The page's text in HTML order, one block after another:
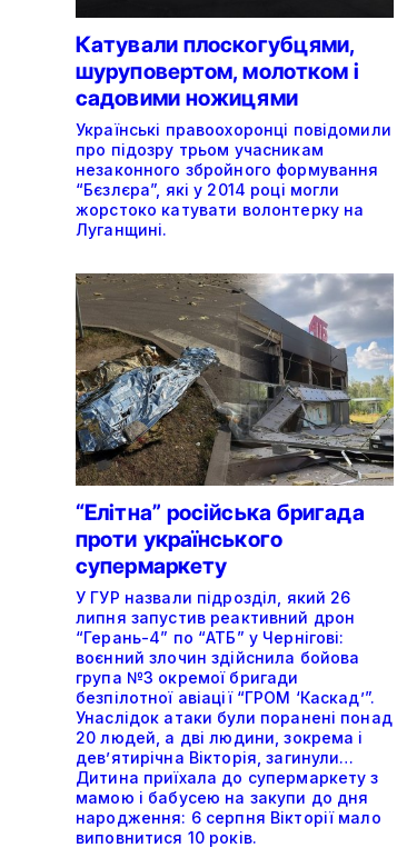
Катували плоскогубцями,
шуруповертом, молотком і
садовими ножицями
Українські правоохоронці повідомили
про підозру трьом учасникам
незаконного збройного формування
“Бєзлєра”, які у 2014 році могли
жорстоко катувати волонтерку на
Луганщині.
“Елітна” російська бригада
проти українського
супермаркету
У ГУР назвали підрозділ, який 26
липня запустив реактивний дрон
“Герань-4” по “АТБ” у Чернігові:
воєнний злочин здійснила бойова
група №3 окремої бригади
безпілотної авіації “ГРОМ ‘Каскад’”.
Унаслідок атаки були поранені понад
20 людей, а дві людини, зокрема і
дев’ятирічна Вікторія, загинули…
Дитина приїхала до супермаркету з
мамою і бабусею на закупи до дня
народження: 6 серпня Вікторії мало
виповнитися 10 років.